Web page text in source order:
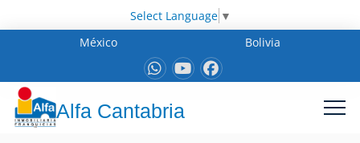
Select Language ▼
México
Bolivia
Alfa Cantabria